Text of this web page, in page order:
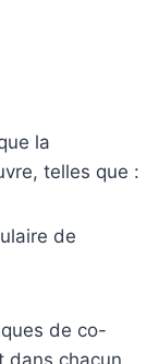
la
telles que :
de
de co-
dans chacun